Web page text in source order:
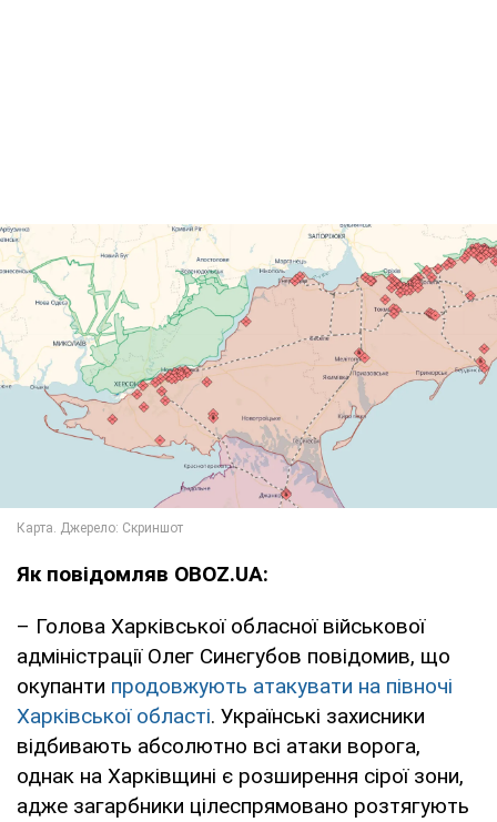
Як повідомляв OBOZ.UA:
– Голова Харківської обласної військової
адміністрації Олег Синєгубов повідомив, що
окупанти продовжують атакувати на півночі
Харківської області. Українські захисники
відбивають абсолютно всі атаки ворога,
однак на Харківщині є розширення сірої зони,
адже загарбники цілеспрямовано розтягують